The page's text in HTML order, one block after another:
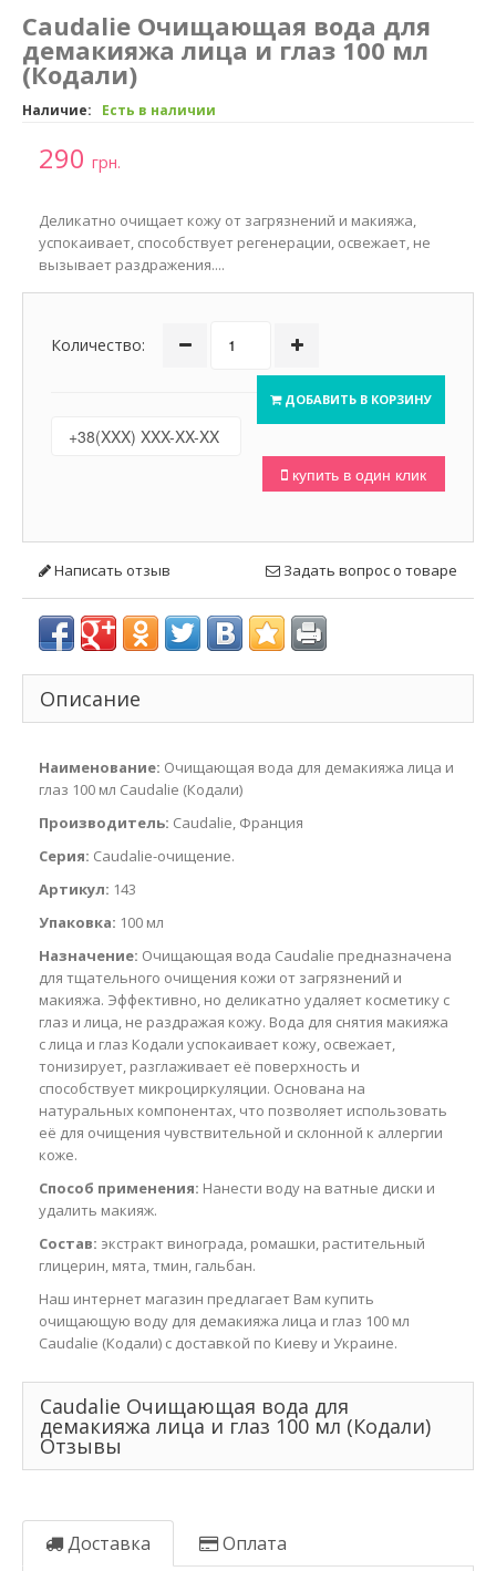
Caudalie Очищающая вода для
демакияжа лица и глаз 100 мл
(Кодали)
Наличие: Есть в наличии
290 грн.
Деликатно очищает кожу от загрязнений и макияжа,
успокаивает, способствует регенерации, освежает, не
вызывает раздражения....
Количество:
ДОБАВИТЬ В КОРЗИНУ
купить в один клик
Написать отзыв Задать вопрос о товаре
Описание
Наименование: Очищающая вода для демакияжа лица и
глаз 100 мл Caudalie (Кодали)
Производитель: Caudalie, Франция
Серия: Caudalie-очищение.
Артикул: 143
Упаковка: 100 мл
Назначение: Очищающая вода Caudalie предназначена
для тщательного очищения кожи от загрязнений и
макияжа. Эффективно, но деликатно удаляет косметику с
глаз и лица, не раздражая кожу. Вода для снятия макияжа
с лица и глаз Кодали успокаивает кожу, освежает,
тонизирует, разглаживает её поверхность и
способствует микроциркуляции. Основана на
натуральных компонентах, что позволяет использовать
её для очищения чувствительной и склонной к аллергии
коже.
Способ применения: Нанести воду на ватные диски и
удалить макияж.
Состав: экстракт винограда, ромашки, растительный
глицерин, мята, тмин, гальбан.
Наш интернет магазин предлагает Вам купить
очищающую воду для демакияжа лица и глаз 100 мл
Caudalie (Кодали) с доставкой по Киеву и Украине.
Caudalie Очищающая вода для
демакияжа лица и глаз 100 мл (Кодали)
Отзывы
Доставка Оплата